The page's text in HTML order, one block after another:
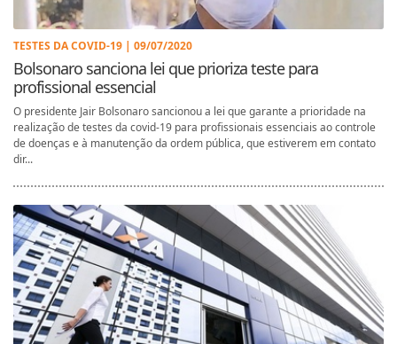
TESTES DA COVID-19 | 09/07/2020
Bolsonaro sanciona lei que prioriza teste para
profissional essencial
O presidente Jair Bolsonaro sancionou a lei que garante a prioridade na
realização de testes da covid-19 para profissionais essenciais ao controle
de doenças e à manutenção da ordem pública, que estiverem em contato
dir...